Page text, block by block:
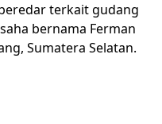
terkait gudang
bernama Ferman
Sumatera Selatan.